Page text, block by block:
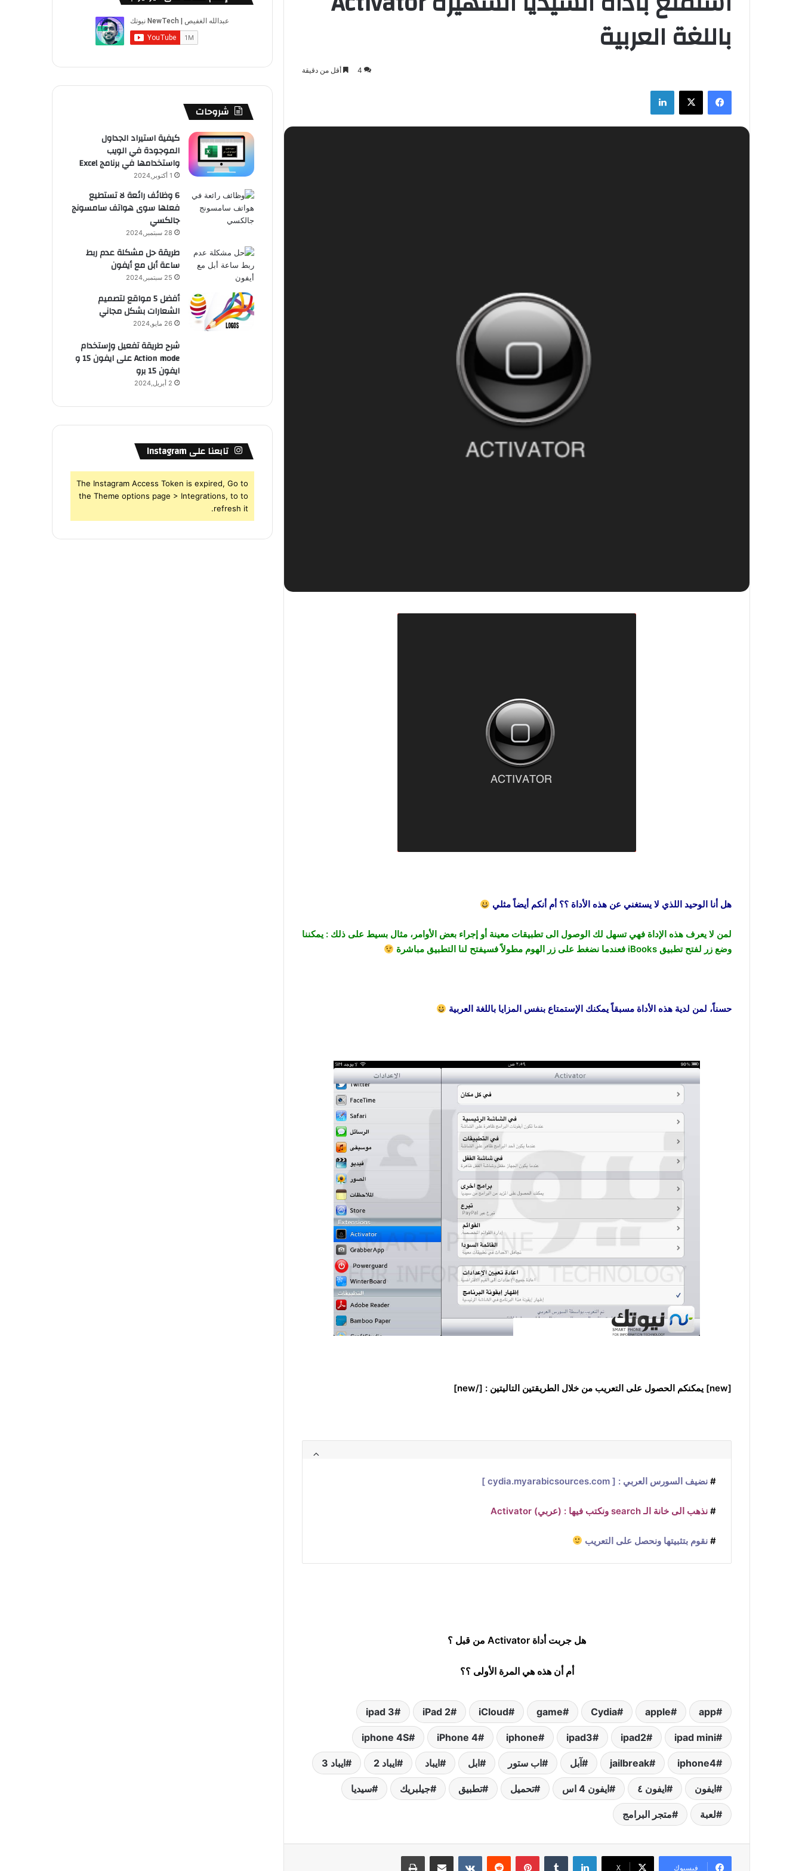
باللغة العربية
4 أقل من دقيقة
فيسبوك
هل أنا الوحيد اللذي لا يستغني عن هذه الأداة ؟؟ أم أنكم أيضاً مثلي
لمن لا يعرف هذه الإداة فهي تسهل لك الوصول الى تطبيقات معينة أو إجراء بعض الأوامر، مثال بسيط على ذلك : يمكننا
وضع زر لفتح تطبيق iBooks فعندما نضغط على زر الهوم مطولاً فسيفتح لنا التطبيق مباشرة
حسناً، لمن لدية هذه الأداة مسبقاً يمكنك الإستمتاع بنفس المزايا باللغة العربية
[new] يمكنكم الحصول على التعريب من خلال الطريقتين التاليتين : [/new]
# نضيف السورس العربي : [ cydia.myarabicsources.com ]
# نذهب الى خانة الـ search ونكتب فيها : (عربي) Activator
# نقوم بتثبيتها ونحصل على التعريب
هل جربت أداة Activator من قبل ؟
أم أن هذه هي المرة الأولى ؟؟
app
apple
Cydia
game
iCloud
iPad 2
ipad 3
ipad mini
ipad2
ipad3
iphone
iPhone 4
iphone 4S
iphone4
jailbreak آبل اب ستور ابل ايباد ايباد 2 ايباد 3
ايفون ايفون ٤ ايفون 4 اس تحميل تطبيق جيلبريك سيديا
لعبة متجر البرامج
فيسبوك ‫X
لينكدإن بينتيريست
T
e
ق
ت
ر
S
شروحات
كيفية استيراد الجداول
الموجودة في الويب
واستخدامها في برنامج Excel
1 أكتوبر,2024
6 وظائف رائعة لا تستطيع
فعلها سوى هواتف سامسونج
جالكسي
28 سبتمبر,2024
طريقة حل مشكلة عدم ربط
ساعة أبل مع أيفون
25 سبتمبر,2024
أفضل 5 مواقع لتصميم
الشعارات بشكل مجاني
26 مايو,2024
شرح طريقة تفعيل وإستخدام
Action mode على ايفون 15 و
ايفون 15 برو
2 أبريل,2024
تابعنا على Instagram
The Instagram Access Token is expired, Go to
the Theme options page > Integrations, to to
refresh it.